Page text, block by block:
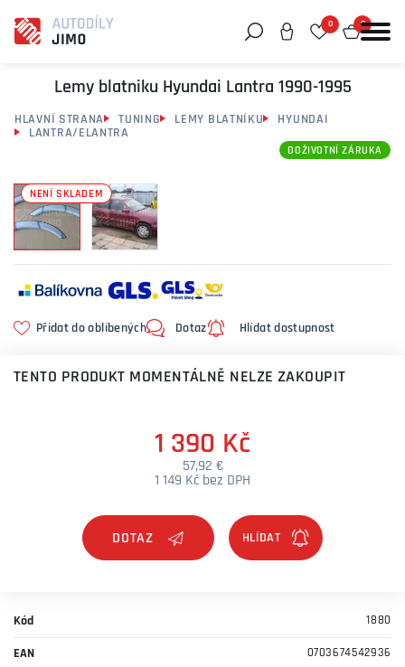
0 0
Lemy blatniku Hyundai Lantra 1990-1995
HLAVNÍ STRANA TUNING LEMY BLATNÍKU
HYUNDAI
LANTRA/ELANTRA
NENÍ SKLADEM
DOŽIVOTNÍ ZÁRUKA
Přidat do oblíbených Dotaz Hlídat dostupnost
TENTO PRODUKT MOMENTÁLNĚ NELZE ZAKOUPIT
1 390 Kč
57,92 €
1 149 Kč bez DPH
DOTAZ
Kód 1880
EAN 0703674542936
Můžeme vám pomoci něco najít?